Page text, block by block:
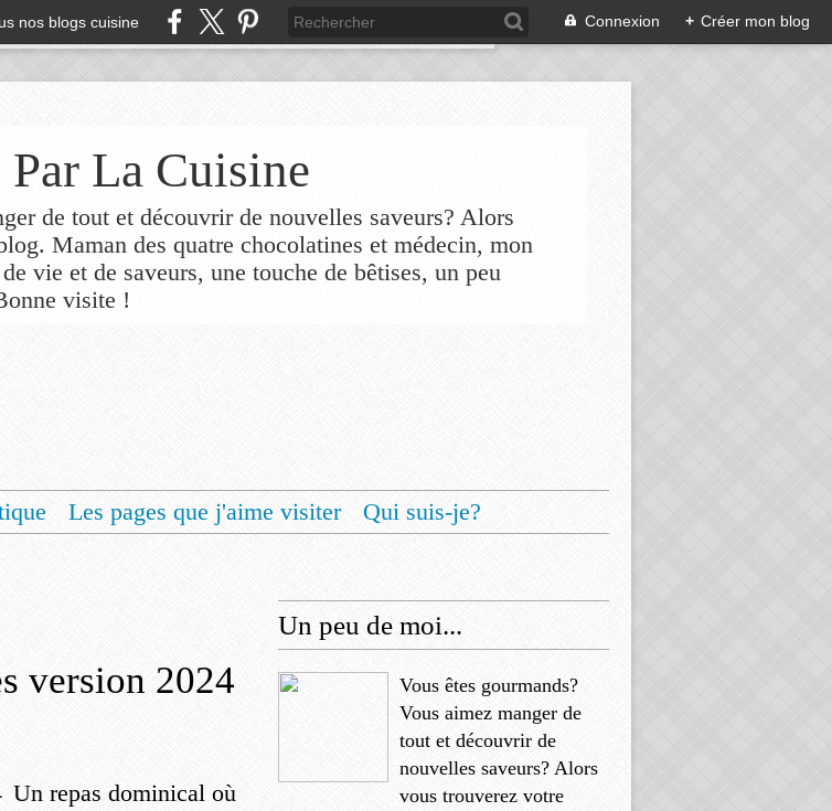
nos blogs cuisine Connexion + Créer mon blog
Par La Cuisine
de tout et découvrir de nouvelles saveurs? Alors
Maman des quatre chocolatines et médecin, mon
vie et de saveurs, une touche de bêtises, un peu
visite !
Les pages que j'aime visiter
Qui suis-je?
version 2024
Un repas dominical où
Un peu de moi...
Vous êtes gourmands?
Vous aimez manger de
tout et découvrir de
nouvelles saveurs? Alors
vous trouverez votre